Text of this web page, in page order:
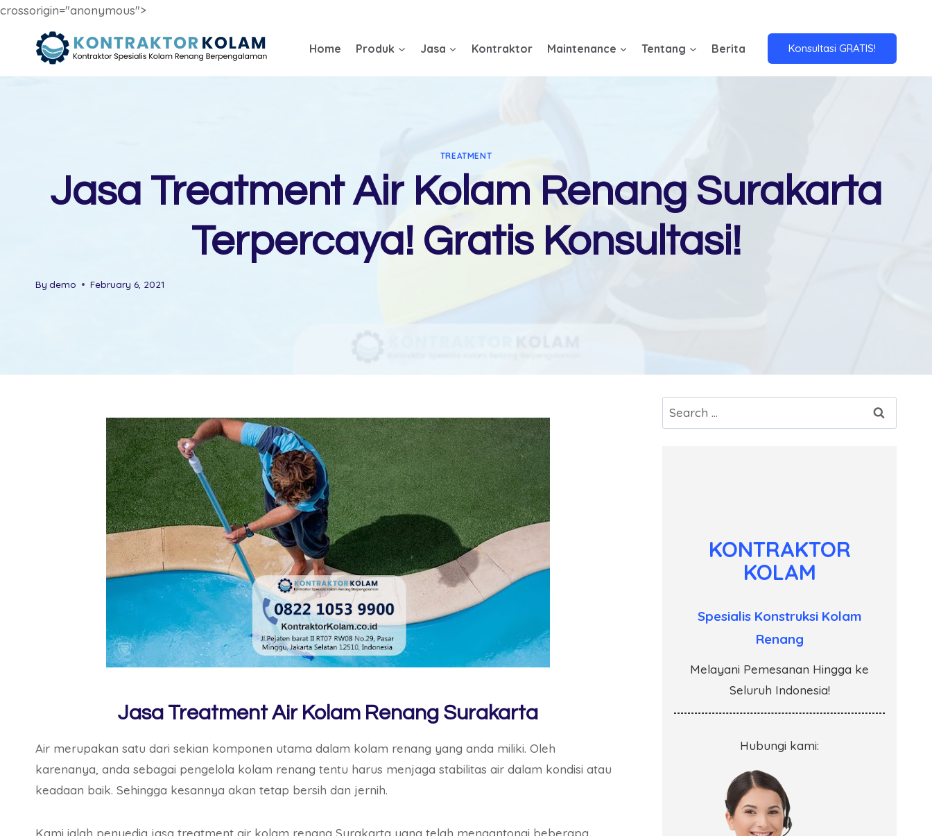
crossorigin="anonymous">
Home Produk Jasa Kontraktor Maintenance Tentang Berita Konsultasi GRATIS!
TREATMENT
Jasa Treatment Air Kolam Renang Surakarta
Terpercaya! Gratis Konsultasi!
By demo February 6, 2021
Jasa Treatment Air Kolam Renang Surakarta
Air merupakan satu dari sekian komponen utama dalam kolam renang yang anda miliki. Oleh
karenanya, anda sebagai pengelola kolam renang tentu harus menjaga stabilitas air dalam kondisi atau
keadaan baik. Sehingga kesannya akan tetap bersih dan jernih.
Kami ialah penyedia jasa treatment air kolam renang Surakarta yang telah mengantongi beberapa
Search
for:
KONTRAKTOR
KOLAM
Spesialis Konstruksi Kolam
Renang
Melayani Pemesanan Hingga ke
Seluruh Indonesia!
Hubungi kami: